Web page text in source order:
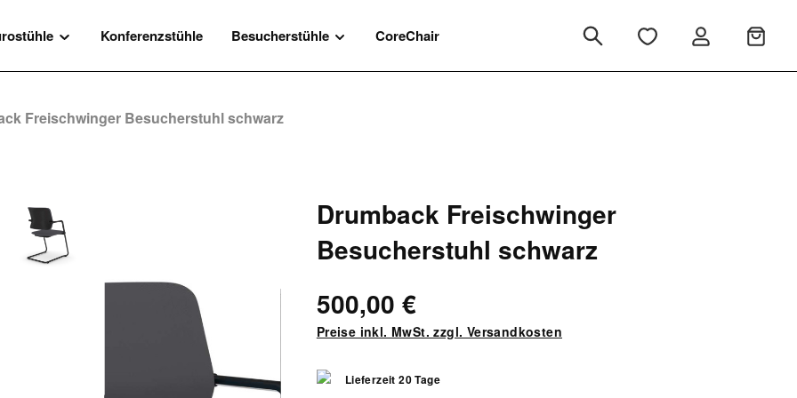
Konferenzstühle Besucherstühle CoreChair
Freischwinger Besucherstuhl schwarz
Drumback Freischwinger
Besucherstuhl schwarz
500,00 €
Preise inkl. MwSt. zzgl. Versandkosten
Lieferzeit 20 Tage